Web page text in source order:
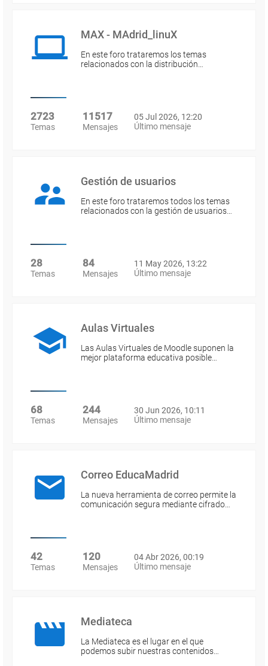
MAX - MAdrid_linuX
En este foro trataremos los temas
relacionados con la distribución…
2723
Temas
11517
Mensajes
05 Jul 2026, 12:20
Último mensaje
Gestión de usuarios
En este foro trataremos todos los temas
relacionados con la gestión de usuarios…
28
Temas
84
Mensajes
11 May 2026, 13:22
Último mensaje
Aulas Virtuales
Las Aulas Virtuales de Moodle suponen la
mejor plataforma educativa posible…
68
Temas
244
Mensajes
30 Jun 2026, 10:11
Último mensaje
Correo EducaMadrid
La nueva herramienta de correo permite la
comunicación segura mediante cifrado…
42
Temas
120
Mensajes
04 Abr 2026, 00:19
Último mensaje
Mediateca
La Mediateca es el lugar en el que
podemos subir nuestras contenidos…